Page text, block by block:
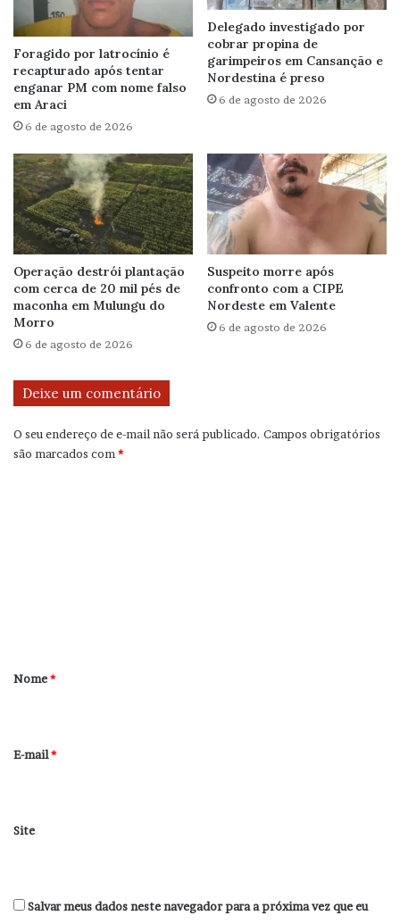
Foragido por latrocínio é
recapturado após tentar
enganar PM com nome falso
em Araci
6 de agosto de 2026
Delegado investigado por
cobrar propina de
garimpeiros em Cansanção e
Nordestina é preso
6 de agosto de 2026
Operação destrói plantação
com cerca de 20 mil pés de
maconha em Mulungu do
Morro
6 de agosto de 2026
Suspeito morre após
confronto com a CIPE
Nordeste em Valente
6 de agosto de 2026
Deixe um comentário
O seu endereço de e-mail não será publicado. Campos obrigatórios
são marcados com *
r
*
Nome*
E-mail*
Site
Salvar meus dados neste navegador para a próxima vez que eu